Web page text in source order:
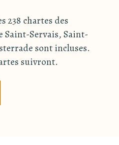
238 chartes des
Saint-Servais, Saint-
sont incluses.
suivront.